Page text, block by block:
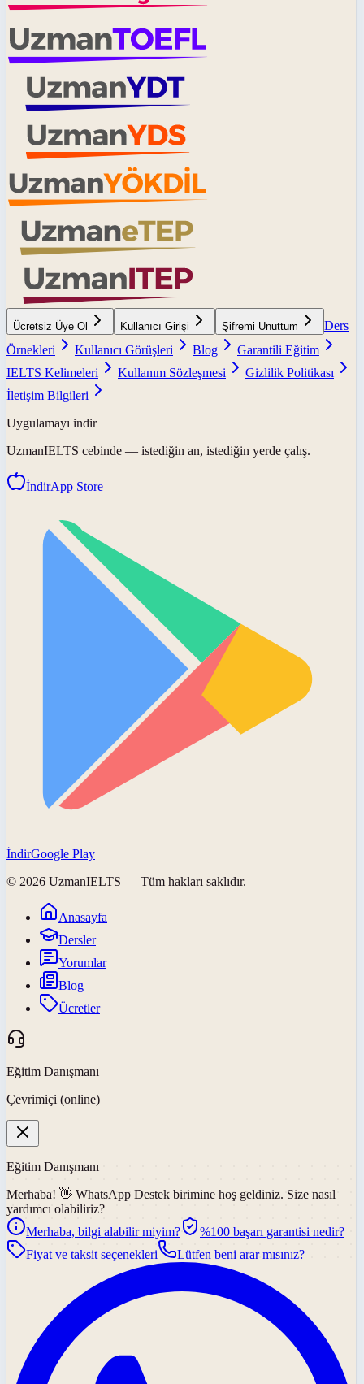
Ücretsiz Üye Ol Kullanıcı Girişi Şifremi Unuttum
Ders
Örnekleri
Kullanıcı Görüşleri Blog
Garantili Eğitim
IELTS Kelimeleri
Kullanım Sözleşmesi
Gizlilik Politikası
İletişim Bilgileri
Uygulamayı indir
UzmanIELTS cebinde — istediğin an, istediğin yerde çalış.
İndirApp Store
İndirGoogle Play
© 2026 UzmanIELTS — Tüm hakları saklıdır.
Anasayfa
Dersler
Yorumlar
Blog
Ücretler
Eğitim Danışmanı
Çevrimiçi (online)
Eğitim Danışmanı
Merhaba! 👋 WhatsApp Destek birimine hoş geldiniz. Size nasıl
yardımcı olabiliriz?
Merhaba, bilgi alabilir miyim?
%100 başarı garantisi nedir?
Fiyat ve taksit seçenekleri
Lütfen beni arar mısınız?